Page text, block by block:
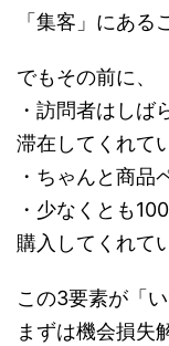
「集客」にある
でもその前に、
・訪問者はしば
滞在してくれて
・ちゃんと商品
・少なくとも
購入してくれて
この3要素が「
まずは機会損失